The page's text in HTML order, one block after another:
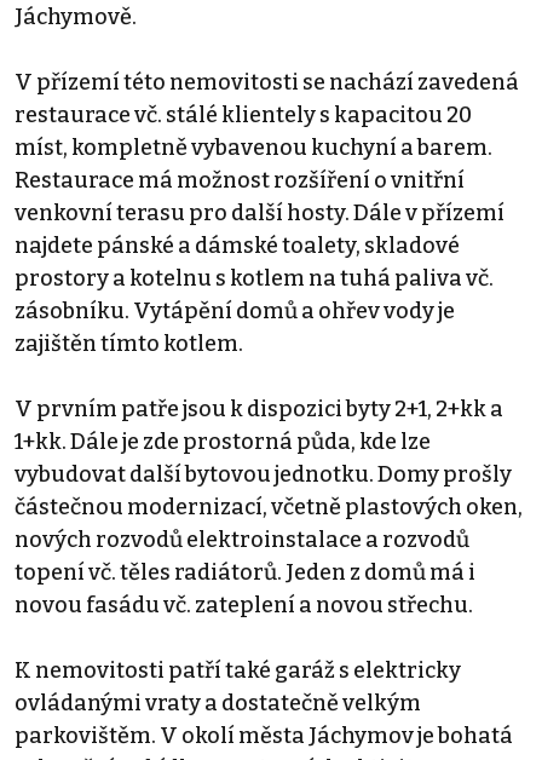
Jáchymově.
V přízemí této nemovitosti se nachází zavedená
restaurace vč. stálé klientely s kapacitou 20
míst, kompletně vybavenou kuchyní a barem.
Restaurace má možnost rozšíření o vnitřní
venkovní terasu pro další hosty. Dále v přízemí
najdete pánské a dámské toalety, skladové
prostory a kotelnu s kotlem na tuhá paliva vč.
zásobníku. Vytápění domů a ohřev vody je
zajištěn tímto kotlem.
V prvním patře jsou k dispozici byty 2+1, 2+kk a
1+kk. Dále je zde prostorná půda, kde lze
vybudovat další bytovou jednotku. Domy prošly
částečnou modernizací, včetně plastových oken,
nových rozvodů elektroinstalace a rozvodů
topení vč. těles radiátorů. Jeden z domů má i
novou fasádu vč. zateplení a novou střechu.
K nemovitosti patří také garáž s elektricky
ovládanými vraty a dostatečně velkým
parkovištěm. V okolí města Jáchymov je bohatá